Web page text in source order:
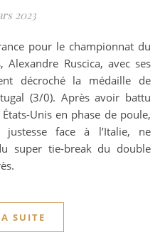
2023
Ruscica, avec ses
décroché la médaille de
(3/0). Après avoir battu
Unis en phase de poule,
face à l’Italie, ne
super tie-break du double
SUITE